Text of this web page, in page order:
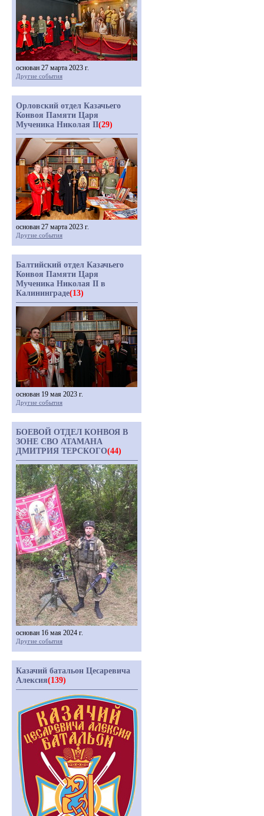
основан 27 марта 2023 г.
Другие события
Орловский отдел Казачьего
Конвоя Памяти Царя
Мученика Николая II(29)
основан 27 марта 2023 г.
Другие события
Балтийский отдел Казачьего
Конвоя Памяти Царя
Мученика Николая II в
Калининграде(13)
основан 19 мая 2023 г.
Другие события
БОЕВОЙ ОТДЕЛ КОНВОЯ В
ЗОНЕ СВО АТАМАНА
ДМИТРИЯ ТЕРСКОГО(44)
основан 16 мая 2024 г.
Другие события
Казачий батальон Цесаревича
Алексия(139)